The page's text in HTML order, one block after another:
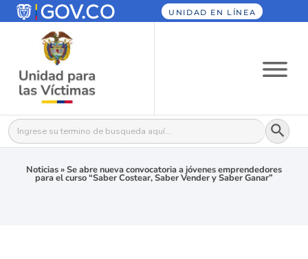
UNIDAD EN LÍNEA
Buscar: Botón
Noticias»Se abre nueva convocatoria a jóvenes emprendedores
para el curso “Saber Costear, Saber Vender y Saber Ganar”